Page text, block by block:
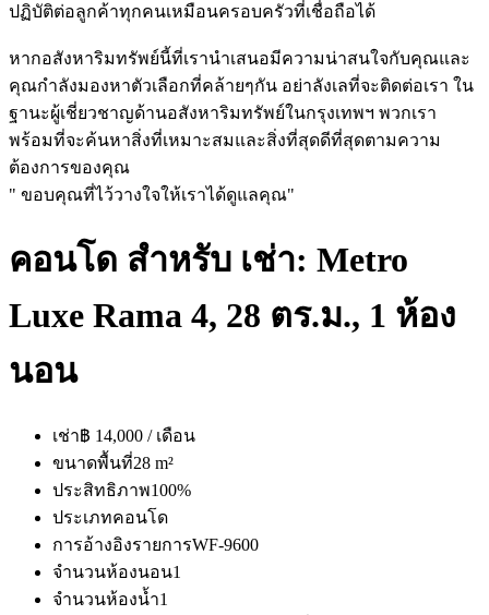
ปฏิบัติต่อลูกค้าทุกคนเหมือนครอบครัวที่เชื่อถือได้
หากอสังหาริมทรัพย์นี้ที่เรานำเสนอมีความน่าสนใจกับคุณและ
คุณกำลังมองหาตัวเลือกที่คล้ายๆกัน อย่าลังเลที่จะติดต่อเรา ใน
ฐานะผู้เชี่ยวชาญด้านอสังหาริมทรัพย์ในกรุงเทพฯ พวกเรา
พร้อมที่จะค้นหาสิ่งที่เหมาะสมและสิ่งที่สุดดีที่สุดตามความ
ต้องการของคุณ
" ขอบคุณที่ไว้วางใจให้เราได้ดูแลคุณ"
คอนโด สำหรับ เช่า: Metro
Luxe Rama 4, 28 ตร.ม., 1 ห้อง
นอน
เช่า฿ 14,000 / เดือน
ขนาดพื้นที่28 m²
ประสิทธิภาพ100%
ประเภทคอนโด
การอ้างอิงรายการWF-9600
จำนวนห้องนอน1
จำนวนห้องน้ำ1